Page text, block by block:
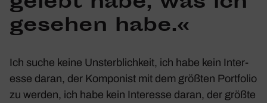
gesehen habe.«
Ich suche keine Unsterb­lich­keit, ich habe kein Inter­
esse daran, der Kompo­nist mit dem größten Port­folio
zu werden, ich habe kein Inter­esse daran, der größte